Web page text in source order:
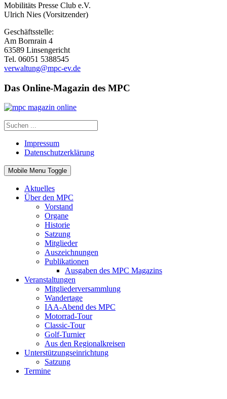
Mobilitäts Presse Club e.V.
Ulrich Nies (Vorsitzender)
Geschäftsstelle:
Am Bornrain 4
63589 Linsengericht
Tel. 06051 5388545
verwaltung@mpc-ev.de
Das Online-Magazin des MPC
Impressum
Datenschutzerklärung
Mobile Menu Toggle
Aktuelles
Über den MPC
Vorstand
Organe
Historie
Satzung
Mitglieder
Auszeichnungen
Publikationen
Ausgaben des MPC Magazins
Veranstaltungen
Mitgliederversammlung
Wandertage
IAA-Abend des MPC
Motorrad-Tour
Classic-Tour
Golf-Turnier
Aus den Regionalkreisen
Unterstützungseinrichtung
Satzung
Termine